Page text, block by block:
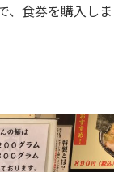
、食券を購入しま